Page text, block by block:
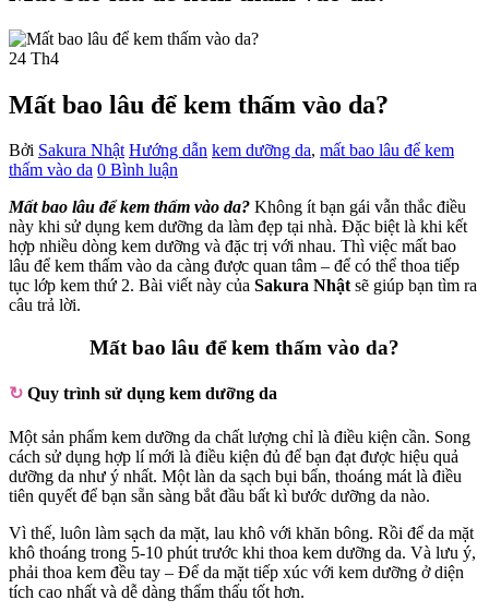
24 Th4
Mất bao lâu để kem thấm vào da?
Bởi Sakura Nhật Hướng dẫn kem dưỡng da, mất bao lâu để kem
thấm vào da 0 Bình luận
Mất bao lâu để kem thấm vào da? Không ít bạn gái vẫn thắc điều
này khi sử dụng kem dưỡng da làm đẹp tại nhà. Đặc biệt là khi kết
hợp nhiều dòng kem dưỡng và đặc trị với nhau. Thì việc mất bao
lâu để kem thấm vào da càng được quan tâm – để có thể thoa tiếp
tục lớp kem thứ 2. Bài viết này của Sakura Nhậtsẽ giúp bạn tìm ra
câu trả lời.
Mất bao lâu để kem thấm vào da?
↻ Quy trình sử dụng kem dưỡng da
Một sản phẩm kem dưỡng da chất lượng chỉ là điều kiện cần. Song
cách sử dụng hợp lí mới là điều kiện đủ để bạn đạt được hiệu quả
dưỡng da như ý nhất. Một làn da sạch bụi bẩn, thoáng mát là điều
tiên quyết để bạn sẵn sàng bắt đầu bất kì bước dưỡng da nào.
Vì thế, luôn làm sạch da mặt, lau khô với khăn bông. Rồi để da mặt
khô thoáng trong 5-10 phút trước khi thoa kem dưỡng da. Và lưu ý,
phải thoa kem đều tay – Để da mặt tiếp xúc với kem dưỡng ở diện
tích cao nhất và dễ dàng thẩm thấu tốt hơn.